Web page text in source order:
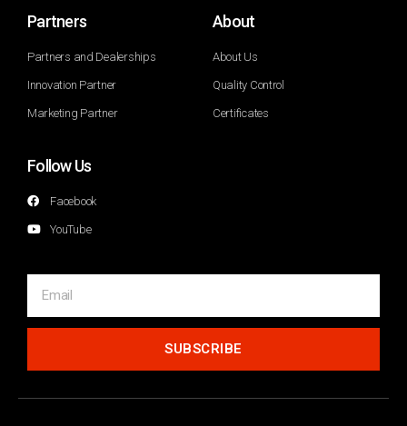
Partners
Partners and Dealerships
Innovation Partner
Marketing Partner
About
About Us
Quality Control
Certificates
Follow Us
Facebook
YouTube
SUBSCRIBE